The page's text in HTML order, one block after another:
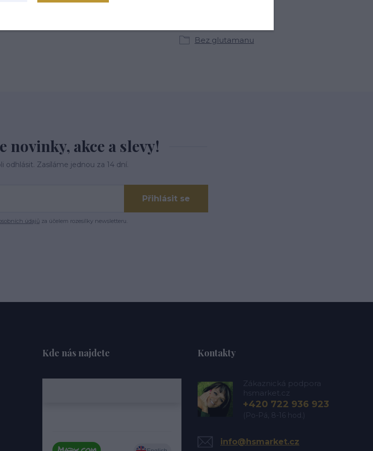
37821
Bez glutamanu
novinky, akce a slevy!
odhlásit. Zasíláme jednou za 14 dní.
Přihlásit se
údajů za účelem rozesílky newsletteru.
Kde nás najdete Kontakty
Zákaznická podpora
hsmarket.cz
+420 722 936 923
(Po-Pá, 8-16 hod.)
info@hsmarket.cz